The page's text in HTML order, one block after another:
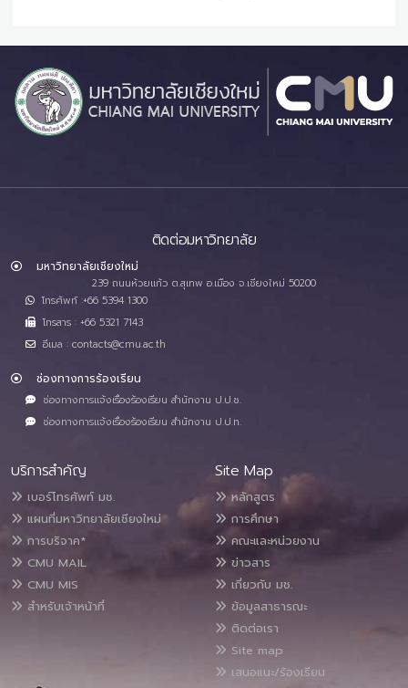
ติดต่อมหาวิทยาลัย
มหาวิทยาลัยเชียงใหม่
239 ถนนห้วยแก้ว ต.สุเทพ อ.เมือง จ.เชียงใหม่ 50200
โทรศัพท์ :+66 5394 1300
โทรสาร : +66 5321 7143
อีเมล : contacts@cmu.ac.th
ช่องทางการร้องเรียน
ช่องทางการแจ้งเรื่องร้องเรียน สำนักงาน ป.ป.ช.
ช่องทางการแจ้งเรื่องร้องเรียน สำนักงาน ป.ป.ท.
บริการสำคัญ
เบอร์โทรศัพท์ มช.
แผนที่มหาวิทยาลัยเชียงใหม่
การบริจาค*
CMU MAIL
CMU MIS
สำหรับเจ้าหน้าที่
Site Map
หลักสูตร
การศึกษา
คณะและหน่วยงาน
ข่าวสาร
เกี่ยวกับ มช.
ข้อมูลสาธารณะ
ติดต่อเรา
Site map
เสนอแนะ/ร้องเรียน